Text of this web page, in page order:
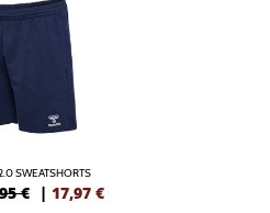
SWEATSHORTS
€ | 17,97 €